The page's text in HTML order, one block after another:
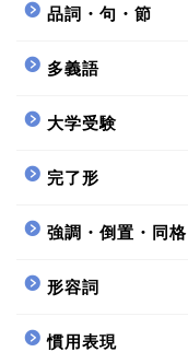
品詞・句・節
多義語
大学受験
完了形
強調・倒置・同格
形容詞
慣用表現